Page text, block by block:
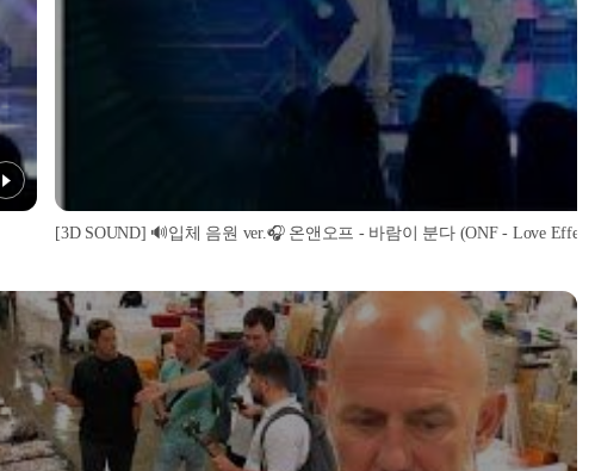
[3D SOUND] 🔊입체 음원 ver.🎧 온앤오프 - 바람이 분다 (ONF - Love Effect)